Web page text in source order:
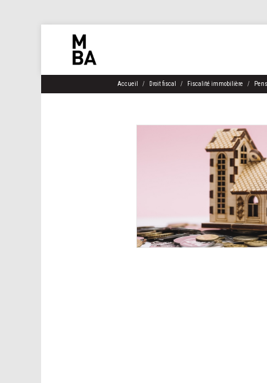
Accueil Droit fiscal Fiscalité immobilière